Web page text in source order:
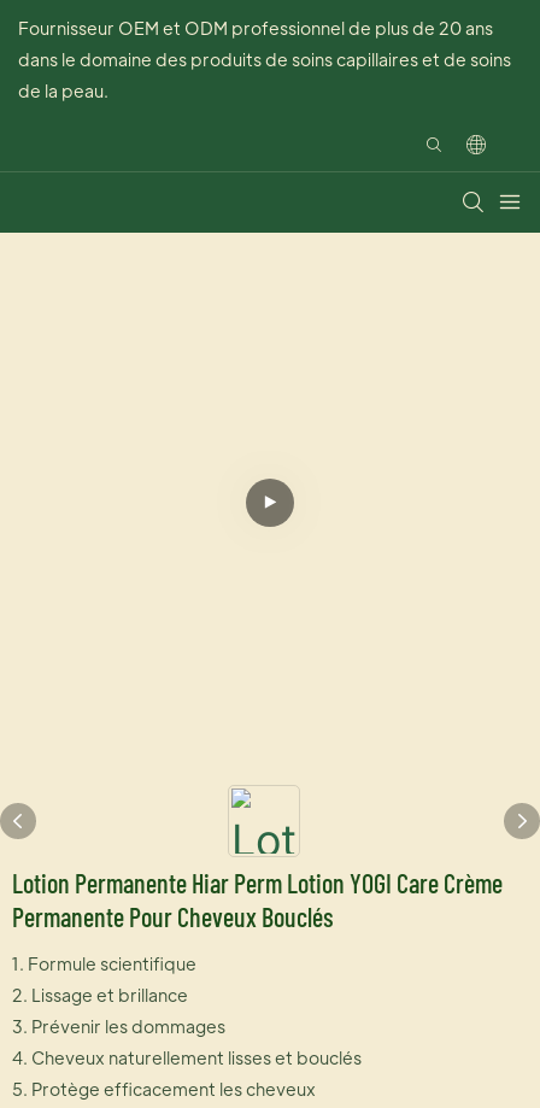
Fournisseur OEM et ODM professionnel de plus de 20 ans
dans le domaine des produits de soins capillaires et de soins
de la peau.
Lotion Permanente Hiar Perm Lotion YOGI Care Crème
Permanente Pour Cheveux Bouclés
1. Formule scientifique
2. Lissage et brillance
3. Prévenir les dommages
4. Cheveux naturellement lisses et bouclés
5. Protège efficacement les cheveux